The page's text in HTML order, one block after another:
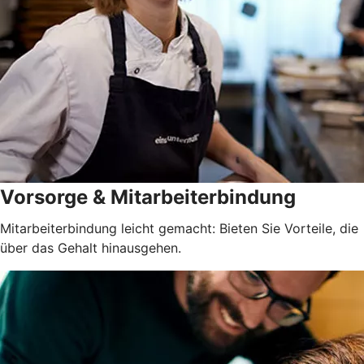
Vorsorge & Mitarbeiterbindung
Mitarbeiterbindung leicht gemacht: Bieten Sie Vorteile, die
über das Gehalt hinausgehen.